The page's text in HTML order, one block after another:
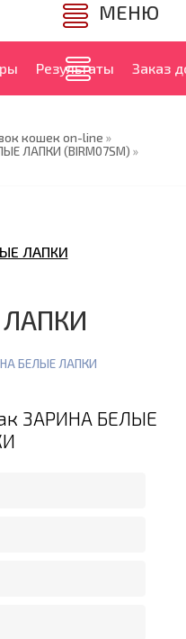
МЕНЮ
Результаты Заказ
кошек on-line »
ЛАПКИ (BIRM07SM) »
БЕЛЫЕ ЛАПКИ
ЗАРИНА БЕЛЫЕ